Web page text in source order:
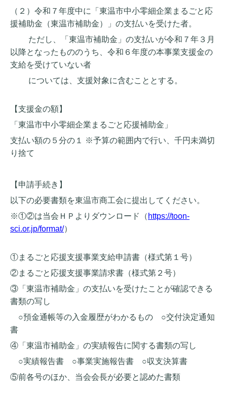
（２）令和７年度中に「東温市中小零細企業まるごと応
援補助金（東温市補助金）」の支払いを受けた者。
ただし、「東温市補助金」の支払いが令和７年３月
以降となったもののうち、令和６年度の本事業支援金の
支給を受けていない者
については、支援対象に含むこととする。
【支援金の額】
「東温市中小零細企業まるごと応援補助金」
支払い額の５分の１ ※予算の範囲内で行い、千円未満切
り捨て
【申請手続き】
以下の必要書類を東温市商工会に提出してください。
※①②は当会ＨＰよりダウンロード
（ https://toon-
sci.or.jp/format/）
①まるごと応援支援事業支給申請書（様式第１号）
②まるごと応援支援事業請求書（様式第２号）
③「東温市補助金」の支払いを受けたことが確認できる
書類の写し
○預金通帳等の入金履歴がわかるもの ○交付決定通知
書
④「東温市補助金」の実績報告に関する書類の写し
○実績報告書 ○事業実施報告書 ○収支決算書
⑤前各号のほか、当会会長が必要と認めた書類